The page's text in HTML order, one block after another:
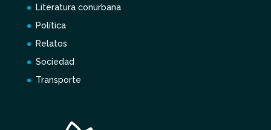
Literatura conurbana
Política
Relatos
Sociedad
Transporte